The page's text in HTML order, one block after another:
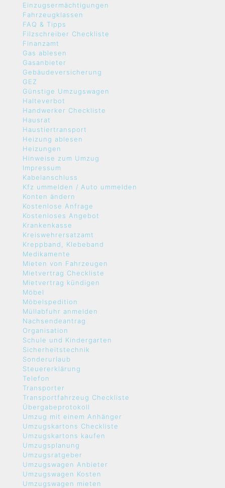
Einzugsermächtigungen
Fahrzeugklassen
FAQ & Tipps
Filzschreiber Checkliste
Finanzamt
Gas ablesen
Gasanbieter
Gebäudeversicherung
GEZ
Günstige Umzugswagen
Halteverbot
Handwerker Checkliste
Hausrat
Haustiertransport
Heizung ablesen
Heizungen
Hinweise zum Umzug
Impressum
Kabelanschluss
Kfz ummelden / Auto ummelden
Konten ändern
Kostenlose Anfrage
Kostenloses Angebot
Krankenkasse
Kreiswehrersatzamt
Kreppband, Klebeband
Medikamente
Mieten von Fahrzeugen
Mietvertrag Checkliste
Mietvertrag kündigen
Möbel
Möbelspedition
Müllabfuhr anmelden
Nachsendeantrag
Organisation
Schule und Kindergarten
Sicherheitstechnik
Sonderurlaub
Steuererklärung
Telefon
Transporter
Transportfahrzeug Checkliste
Übergabeprotokoll
Umzug mit einem Anhänger
Umzugskartons Checkliste
Umzugskartons kaufen
Umzugsplanung
Umzugsratgeber
Umzugswagen Anbieter
Umzugswagen Kosten
Umzugswagen mieten